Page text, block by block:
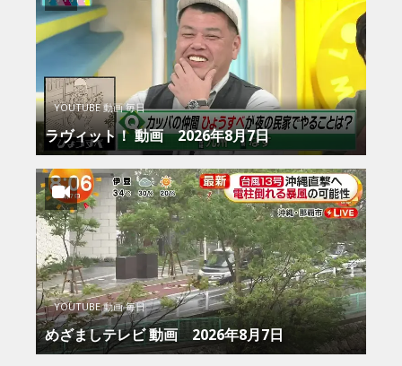
YOUTUBE 動画 毎日
ラヴィット！ 動画 2026年8月7日
YOUTUBE 動画 毎日
めざましテレビ 動画 2026年8月7日